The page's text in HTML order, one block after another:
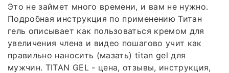
Это не займет много времени, и вам не нужно.
Подробная инструкция по применению Титан
гель описывает как пользоваться кремом для
увеличения члена и видео пошагово учит как
правильно наносить (мазать) titan gel для
мужчин. TITAN GEL - цена, отзывы, инструкция,